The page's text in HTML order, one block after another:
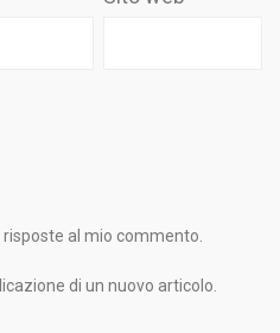
al mio commento.
di un nuovo articolo.